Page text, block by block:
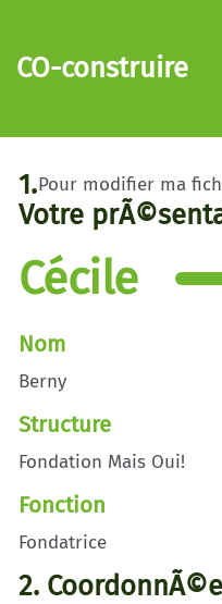
Aller au contenu
CO-construire
Pour modifier ma
1.
Votre
Cécile
Nom
Berny
Structure
Fondation Mais Oui!
Fonction
Fondatrice
2.